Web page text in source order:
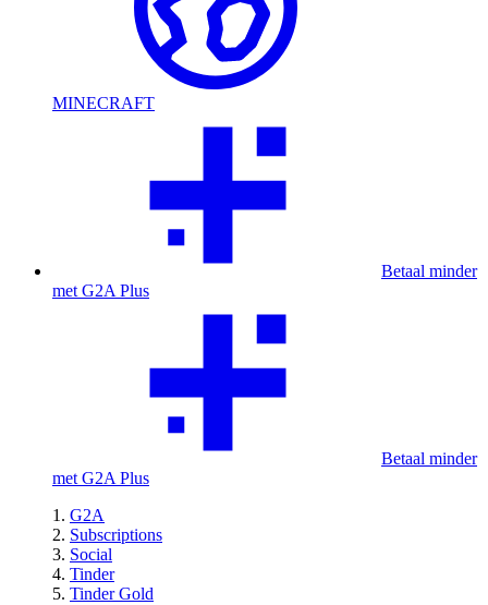
MINECRAFT
Betaal minder
met G2A Plus
Betaal minder
met G2A Plus
G2A
Subscriptions
Social
Tinder
Tinder Gold